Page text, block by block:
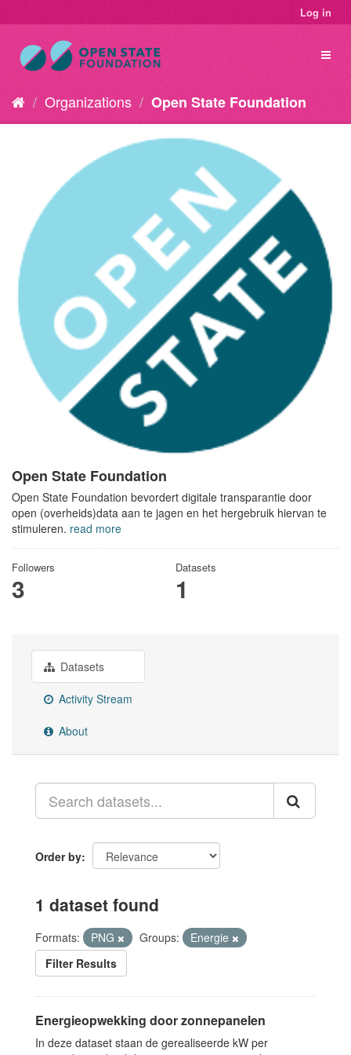
Log in
Organizations Open State Foundation
Open State Foundation
Open State Foundation bevordert digitale transparantie door
open (overheids)data aan te jagen en het hergebruik hiervan te
stimuleren. read more
Followers
3
Datasets
1
Datasets
Activity Stream
About
Order by
1 dataset found
Formats: PNG Groups:
Energie
Filter Results
Energieopwekking door zonnepanelen
In deze dataset staan de gerealiseerde kW per